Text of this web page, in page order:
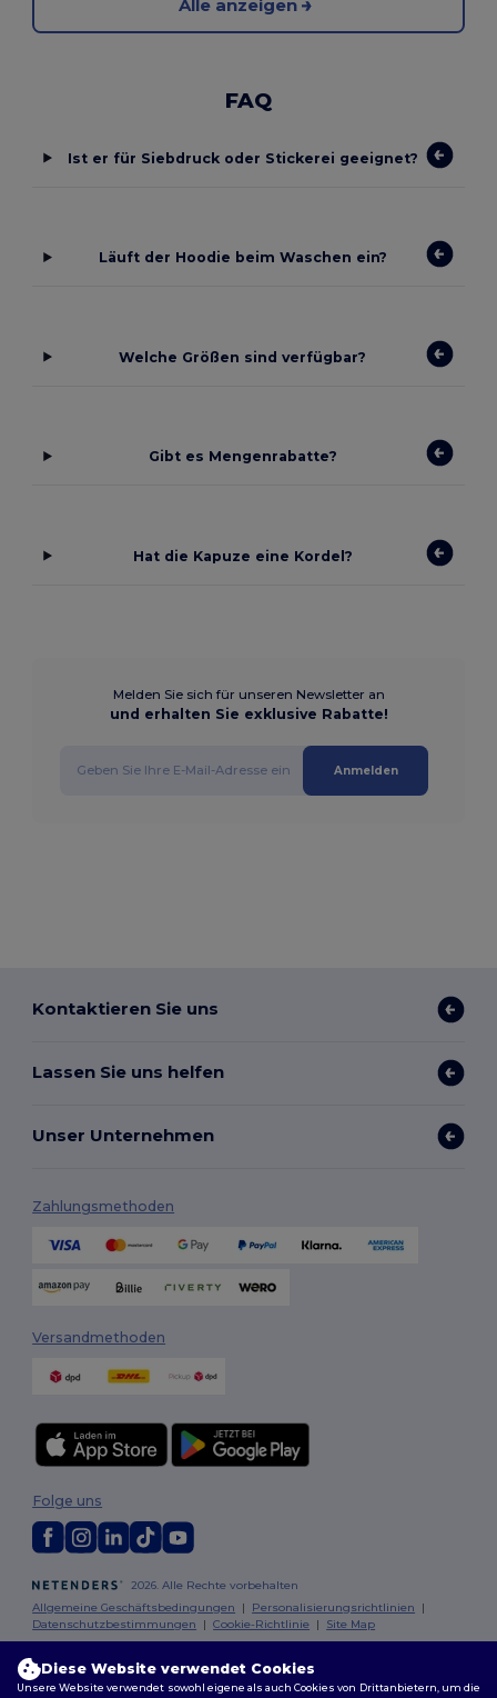
Alle anzeigen
FAQ
Ist er für Siebdruck oder Stickerei geeignet?
Läuft der Hoodie beim Waschen ein?
Welche Größen sind verfügbar?
Gibt es Mengenrabatte?
Hat die Kapuze eine Kordel?
Melden Sie sich für unseren Newsletter an
und erhalten Sie exklusive Rabatte!
Anmelden
Kontaktieren Sie uns
Lassen Sie uns helfen
Unser Unternehmen
Zahlungsmethoden
Versandmethoden
2026. Alle Rechte vorbehalten
Allgemeine Geschäftsbedingungen | Personalisierungsrichtlinien |
Datenschutzbestimmungen |Cookie-Richtlinie | Site Map
Folge uns
Berlin|Hamburg | München|Köln |Frankfurt
Stuttgart | Düsseldorf| Bremen
Diese Website verwendet Cookies
Unsere Website verwendet sowohl eigene als auch Cookies von Drittanbietern, um die